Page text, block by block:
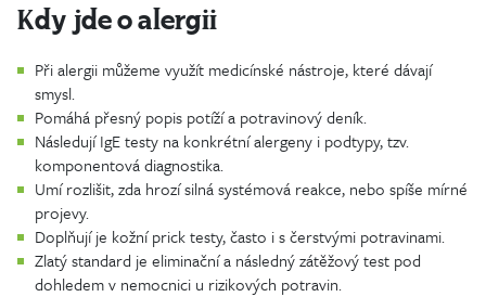
Kdy jde o alergii
Při alergii můžeme využít medicínské nástroje, které dávají
smysl.
Pomáhá přesný popis potíží a potravinový deník.
Následují IgE testy na konkrétní alergeny i podtypy, tzv.
komponentová diagnostika.
Umí rozlišit, zda hrozí silná systémová reakce, nebo spíše mírné
projevy.
Doplňují je kožní prick testy, často i s čerstvými potravinami.
Zlatý standard je eliminační a následný zátěžový test pod
dohledem v nemocnici u rizikových potravin.